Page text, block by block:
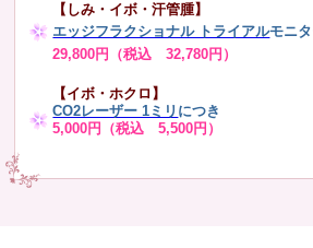
【しみ・イボ・汗管腫】
エッジフラクショナル トライアルモニ
29,800円（税込 32,780円）
【イボ・ホクロ】
CO2レーザー 1ミリ につき
5,000円（税込 5,500円）